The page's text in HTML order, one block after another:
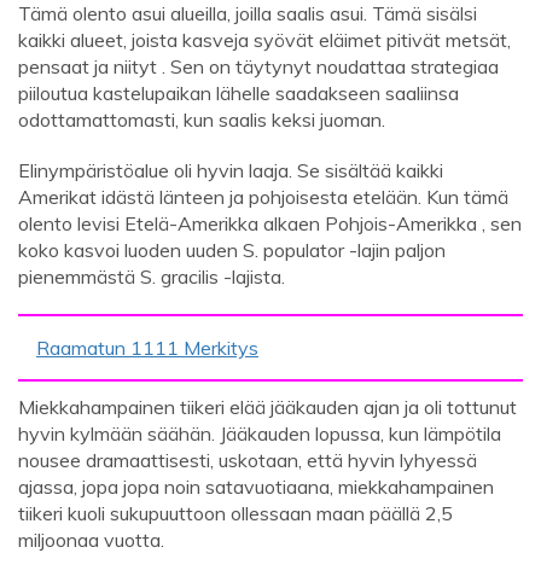
Tämä olento asui alueilla, joilla saalis asui. Tämä sisälsi
kaikki alueet, joista kasveja syövät eläimet pitivät metsät,
pensaat ja niityt . Sen on täytynyt noudattaa strategiaa
piiloutua kastelupaikan lähelle saadakseen saaliinsa
odottamattomasti, kun saalis keksi juoman.
Elinympäristöalue oli hyvin laaja. Se sisältää kaikki
Amerikat idästä länteen ja pohjoisesta etelään. Kun tämä
olento levisi Etelä-Amerikka alkaen Pohjois-Amerikka , sen
koko kasvoi luoden uuden S. populator -lajin paljon
pienemmästä S. gracilis -lajista.
Raamatun 1111 Merkitys
Miekkahampainen tiikeri elää jääkauden ajan ja oli tottunut
hyvin kylmään säähän. Jääkauden lopussa, kun lämpötila
nousee dramaattisesti, uskotaan, että hyvin lyhyessä
ajassa, jopa jopa noin satavuotiaana, miekkahampainen
tiikeri kuoli sukupuuttoon ollessaan maan päällä 2,5
miljoonaa vuotta.